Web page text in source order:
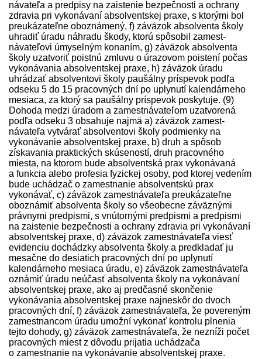
návateľa a pred­pisy na zaistenie bezpečnosti a ochrany
zdravia pri vykonávaní absolventskej praxe, s ktorými bol
preukázateľne oboznámený, f) záväzok absolventa školy
uhradiť úradu náhradu škody, ktorú spôsobil zamest­
návateľovi úmyselným konaním, g) záväzok absolventa
školy uzatvoriť poistnú zmluvu o úrazovom poistení počas
vykonávania absolventskej praxe, h) záväzok úradu
uhrádzať absolventovi školy paušálny príspevok podľa
odseku 5 do 15 pracovných dní po uplynutí kalendárneho
mesiaca, za ktorý sa paušálny príspevok poskytuje. (9)
Dohoda medzi úradom a zamest­návateľom uzatvorená
podľa odseku 3 obsahuje najmä a) záväzok zamest­
návateľa vytvárať absolventovi školy podmienky na
vykonávanie absolventskej praxe, b) druh a spôsob
získavania praktických skúseností, druh pracovného
miesta, na ktorom bude absolventská prax vykonávaná
a funkcia alebo profesia fyzickej osoby, pod ktorej vedením
bude uchádzač o zamestnanie absolventskú prax
vykonávať, c) záväzok zamest­návateľa preukázateľne
oboznámiť absolventa školy so všeobecne záväznými
právnymi pred­pismi, s vnútornými pred­pismi a pred­pismi
na zaistenie bezpečnosti a ochrany zdravia pri vykonávaní
absolventskej praxe, d) záväzok zamest­návateľa viesť
evidenciu dochádzky absolventa školy a pred­kladať ju
mesačne do desiatich pracovných dní po uplynutí
kalendárneho mesiaca úradu, e) záväzok zamest­návateľa
oznámiť úradu neúčasť absolventa školy na vykonávaní
absolventskej praxe, ako aj predčasné skončenie
vykonávania absolventskej praxe najneskôr do dvoch
pracovných dní, f) záväzok zamest­návateľa, že povereným
zamestnancom úradu umožní vykonať kontrolu plnenia
tejto dohody, g) záväzok zamest­návateľa, že nezníži počet
pracovných miest z dôvodu prijatia uchádzača
o zamestnanie na vykonávanie absolventskej praxe.